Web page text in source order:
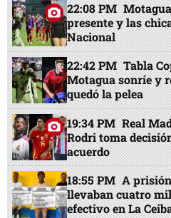
22:08 PM
presente y las
Nacional
22:42 PM Tabla
Motagua sonríe y
quedó la pelea
19:34 PM Real
Rodri toma
acuerdo
18:55 PM A
llevaban cuatro
efectivo en La